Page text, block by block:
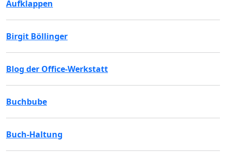
Aufklappen
Birgit Böllinger
Blog der Office-Werkstatt
Buchbube
Buch-Haltung